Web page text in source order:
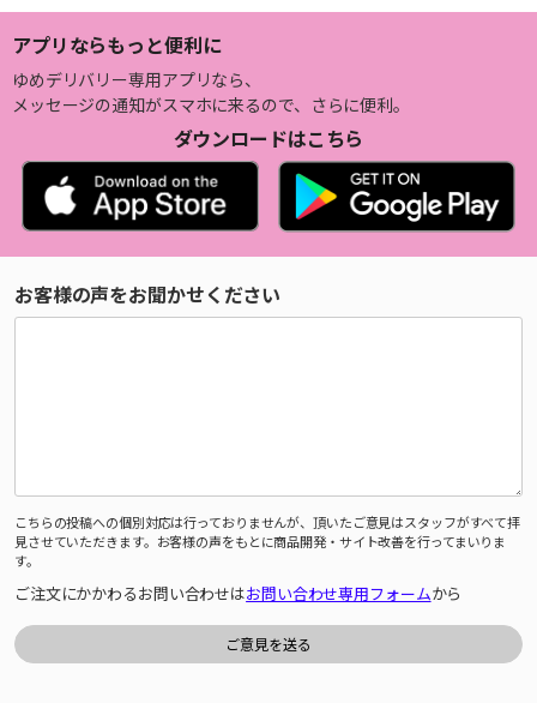
アプリならもっと便利に
ゆめデリバリー専用アプリなら、
メッセージの通知がスマホに来るので、さらに便利。
ダウンロードはこちら
お客様の声をお聞かせください
こちらの投稿への個別対応は行っておりませんが、頂いたご意見はスタッフがすべて拝
見させていただきます。お客様の声をもとに商品開発・サイト改善を行ってまいりま
す。
ご注文にかかわるお問い合わせはお問い合わせ専用フォームから